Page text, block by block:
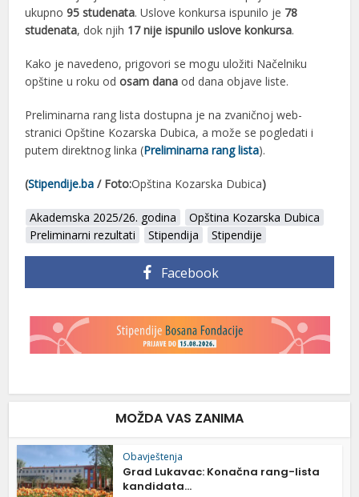
ukupno95 studenata. Uslove konkursa ispunilo je 78
studenata, dok njih 17 nije ispunilo uslove konkursa.
Kako je navedeno, prigovori se mogu uložiti Načelniku
opštine u roku odosam dana od dana objave liste.
Preliminarna rang lista dostupna je na zvaničnoj web-
stranici Opštine Kozarska Dubica, a može se pogledati i
putem direktnog linka (Preliminarna rang lista).
(Stipendije.ba / Foto:Opština Kozarska Dubica)
Akademska 2025/26. godina
Opština Kozarska Dubica
Preliminarni rezultati
Stipendija Stipendije
Facebook
MOŽDA VAS ZANIMA
Obavještenja
Grad Lukavac: Konačna rang-lista
kandidata...